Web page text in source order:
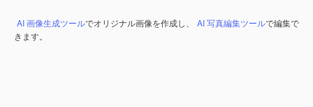
AI 画像生成ツールでオリジナル画像を作成し、 AI 写真編集ツールで編集で
きます。